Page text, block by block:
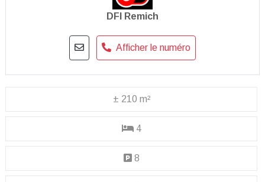
DFI Remich
Afficher le numéro
± 210 m²
4
8